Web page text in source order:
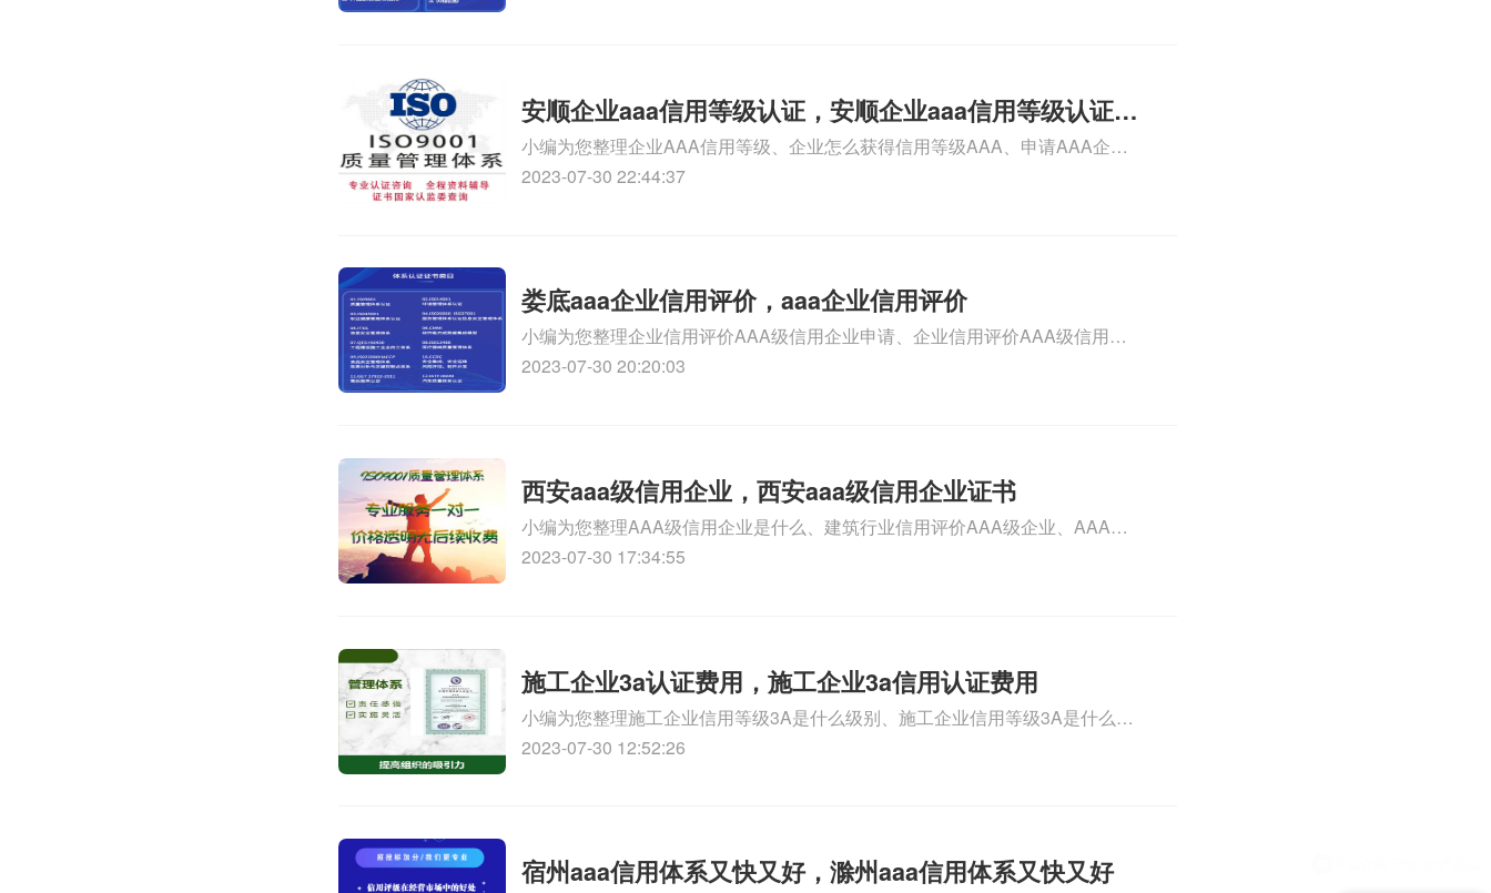
安顺企业aaa信用等级认证，安顺企业aaa信用等级认证申
请
小编为您整理企业AAA信用等级、企业怎么获得信用等级AAA、申请AAA企业
信用等级多少钱时间、河南AAA信用等级认证，AAA信用等级认证怎么办理、
2023-07-30 22:44:37
娄底aaa企业信用评价，aaa企业信用评价
小编为您整理企业信用评价AAA级信用企业申请、企业信用评价AAA级信用企
业怎么办理、如何办理企业信用评价aaa级信用企业、企业信用评价aaa级信用
2023-07-30 20:20:03
西安aaa级信用企业，西安aaa级信用企业证书
小编为您整理AAA级信用企业是什么、建筑行业信用评价AAA级企业、AAA级
信用企业的等级、怎样申办AAA级信用企业、中国质量信用AAA级企业认证相
2023-07-30 17:34:55
施工企业3a认证费用，施工企业3a信用认证费用
小编为您整理施工企业信用等级3A是什么级别、施工企业信用等级3A是什么级
别、企业3A信用认证费用、申请企业3A认证费用是多少、施工企业三体系认证
2023-07-30 12:52:26
宿州aaa信用体系又快又好，滁州aaa信用体系又快又好